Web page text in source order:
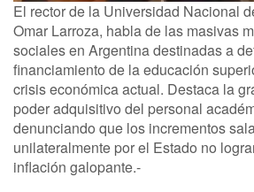
El rector de la Universidad Nacional
Omar Larroza, habla de las masivas
sociales en Argentina destinadas a
financiamiento de la educación
crisis económica actual. Destaca la
poder adquisitivo del personal
denunciando que los incrementos
unilateralmente por el Estado no
inflación galopante.-